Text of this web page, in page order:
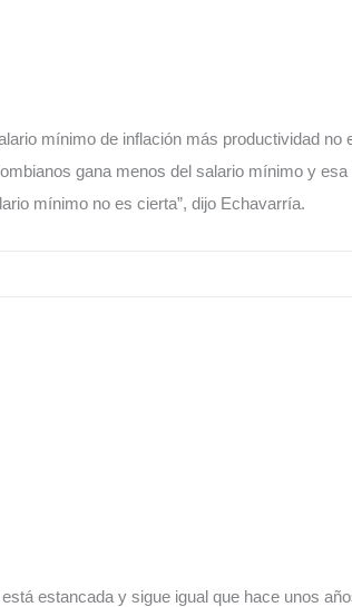
mínimo de inflación más productividad no
gana menos del salario mínimo y
mínimo no es cierta”, dijo Echavarría.
estancada y sigue igual que hace unos